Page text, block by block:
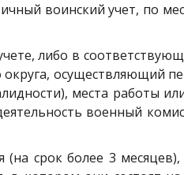
воинский учет, по
либо в
округа, осуществляющий
места работы
военный
срок более 3